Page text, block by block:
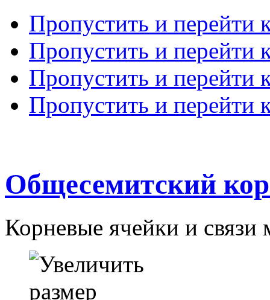
Пропустить и перейти
Пропустить и перейти
Пропустить и перейти
Пропустить и перейти
Общесемитский
Корневые ячейки и